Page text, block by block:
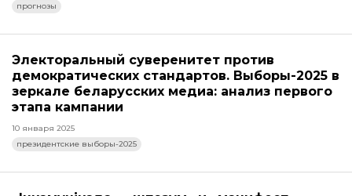
прогнозы
Электоральный суверенитет против
демократических стандартов. Выборы-2025 в
зеркале беларусских медиа: анализ первого
этапа кампании
10 января 2025
президентские выборы-2025